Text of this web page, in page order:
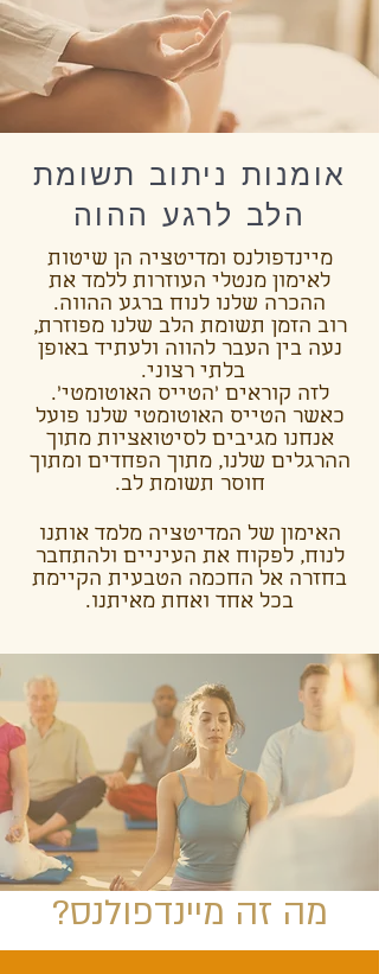
אומנות ניתוב תשומת
הלב לרגע ההוה
מיינדפולנס ומדיטציה הן שיטות
לאימון מנטלי העוזרות ללמד את
ההכרה שלנו לנוח ברגע ההווה.
רוב הזמן תשומת הלב שלנו מפוזרת,
נעה בין העבר להווה ולעתיד באופן
בלתי רצוני.
לזה קוראים 'הטייס האוטומטי'.
כאשר הטייס האוטומטי שלנו פועל
אנחנו מגיבים לסיטואציות מתוך
ההרגלים שלנו, מתוך הפחדים ומתוך
חוסר תשומת לב.
האימון של המדיטציה מלמד אותנו
לנוח, לפקוח את העיניים ולהתחבר
בחזרה אל החכמה הטבעית הקיימת
בכל אחד ואחת מאיתנו.
מה זה מיינדפולנס?